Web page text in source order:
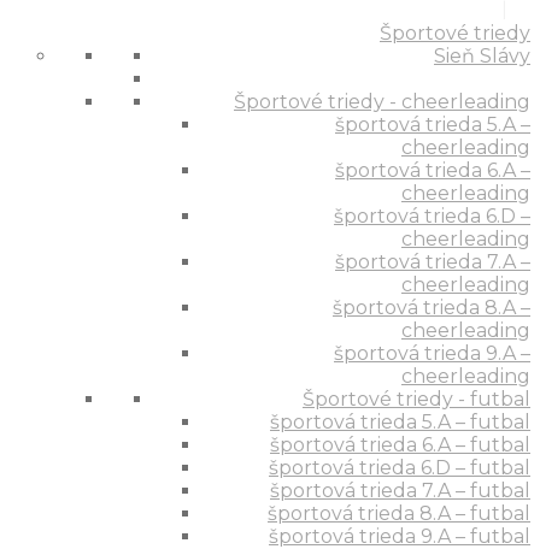
Športové triedy
Sieň Slávy
Športové triedy - cheerleading
športová trieda 5.A –
cheerleading
športová trieda 6.A –
cheerleading
športová trieda 6.D –
cheerleading
športová trieda 7.A –
cheerleading
športová trieda 8.A –
cheerleading
športová trieda 9.A –
cheerleading
Športové triedy - futbal
športová trieda 5.A – futbal
športová trieda 6.A – futbal
športová trieda 6.D – futbal
športová trieda 7.A – futbal
športová trieda 8.A – futbal
športová trieda 9.A – futbal